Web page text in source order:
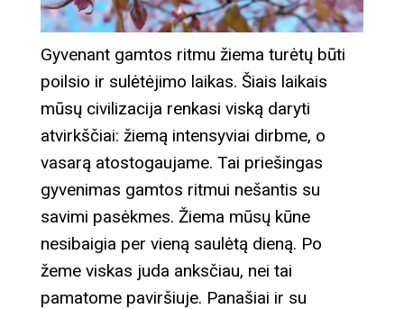
Gyvenant gamtos ritmu žiema turėtų būti
poilsio ir sulėtėjimo laikas. Šiais laikais
mūsų civilizacija renkasi viską daryti
atvirkščiai: žiemą intensyviai dirbme, o
vasarą atostogaujame. Tai priešingas
gyvenimas gamtos ritmui nešantis su
savimi pasėkmes. Žiema mūsų kūne
nesibaigia per vieną saulėtą dieną. Po
žeme viskas juda anksčiau, nei tai
pamatome paviršiuje. Panašiai ir su